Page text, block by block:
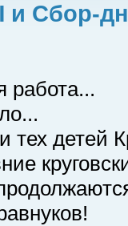
Сбор-
работа...
тех детей